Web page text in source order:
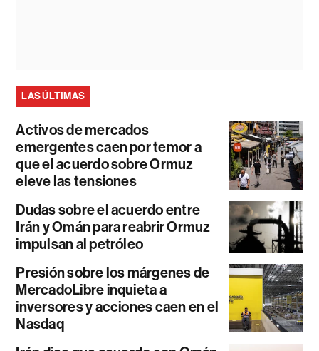
LAS ÚLTIMAS
Activos de mercados
emergentes caen por temor a
que el acuerdo sobre Ormuz
eleve las tensiones
Dudas sobre el acuerdo entre
Irán y Omán para reabrir Ormuz
impulsan al petróleo
Presión sobre los márgenes de
MercadoLibre inquieta a
inversores y acciones caen en el
Nasdaq